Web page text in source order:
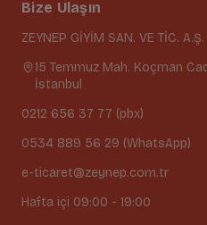
Bize Ulaşın
ZEYNEP GİYİM SAN. VE TİC. A.Ş.
15 Temmuz Mah. Koçman
İstanbul
0212 656 37 77 (pbx)
0534 889 56 29 (WhatsApp)
e-ticaret@zeynep.com.tr
Hafta içi 09:00 - 19:00